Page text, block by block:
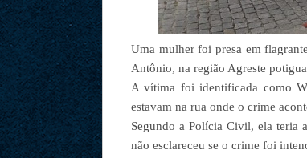
Uma mulher foi presa em
Antônio, na região Agreste
A vítima foi identificada como
estavam na rua onde o crime
Segundo a Polícia Civil, ela teria
não esclareceu se o crime foi